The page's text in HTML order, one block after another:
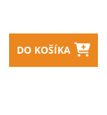
DO KOŠÍKA